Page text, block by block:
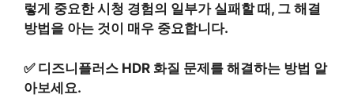
렇게 중요한 시청 경험의 일부가 실패할 때, 그 해결
방법을 아는 것이 매우 중요합니다.
✅ 디즈니플러스 HDR 화질 문제를 해결하는 방법 알
아보세요.